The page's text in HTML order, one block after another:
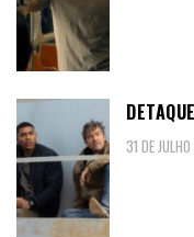
31 DE